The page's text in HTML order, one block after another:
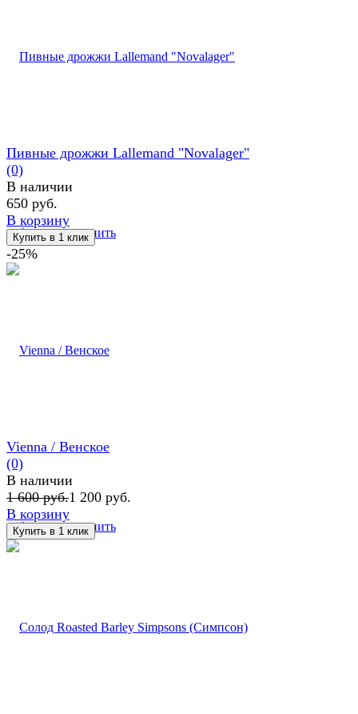
избранное сравнить
Пивные дрожжи Lallemand "Novalager"
(0)
В наличии
650 руб.
В корзину
-25%
избранное сравнить
Vienna / Венское
(0)
В наличии
1 600 руб.1 200 руб.
В корзину